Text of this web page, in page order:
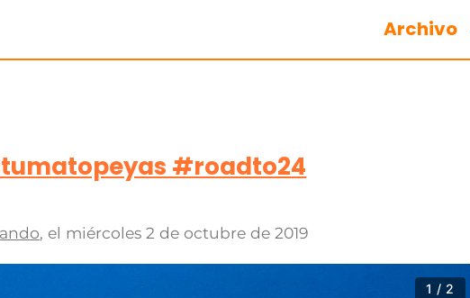
Archivo
#roadto24
, el miércoles 2 de octubre de 2019
1 / 2